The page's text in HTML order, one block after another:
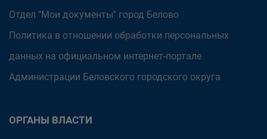
Отдел "Мои документы" город Белово
Политика в отношении обработки персональных
данных на официальном интернет-портале
Администрации Беловского городского округа
ОРГАНЫ ВЛАСТИ